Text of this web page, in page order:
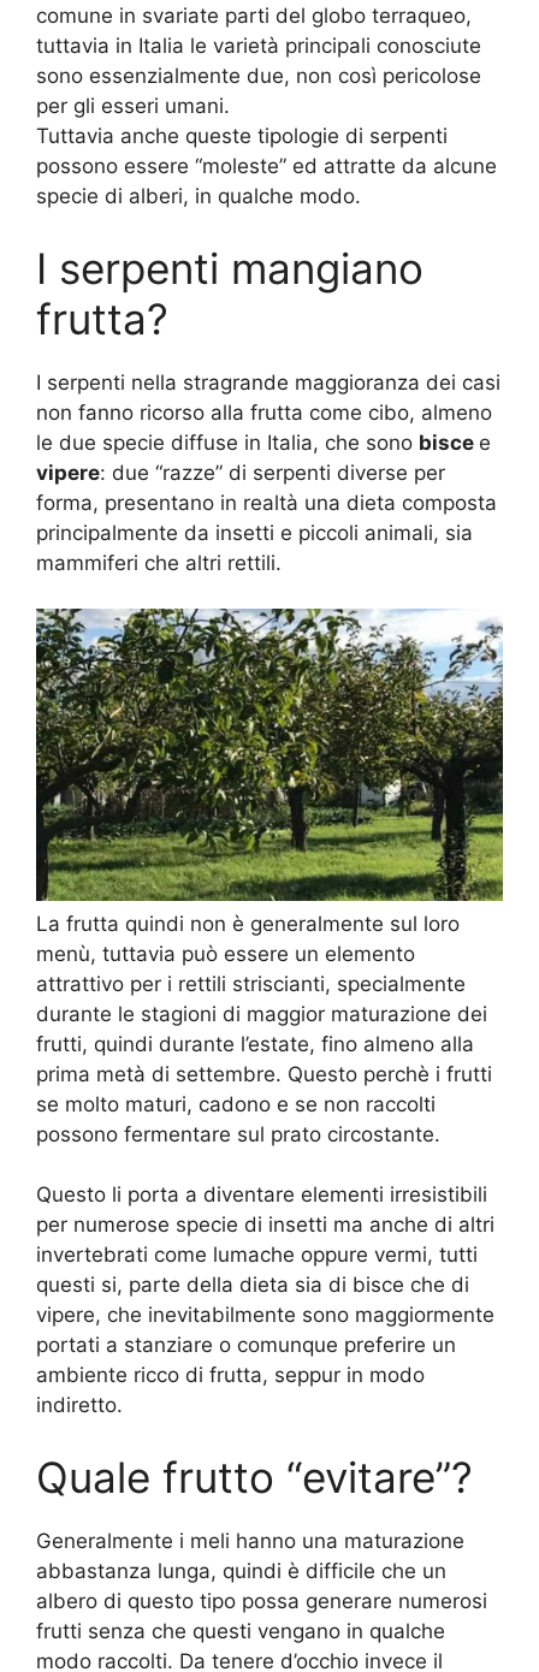
comune in svariate parti del globo terraqueo,
tuttavia in Italia le varietà principali conosciute
sono essenzialmente due, non così pericolose
per gli esseri umani.
Tuttavia anche queste tipologie di serpenti
possono essere “moleste” ed attratte da alcune
specie di alberi, in qualche modo.
I serpenti mangiano
frutta?
I serpenti nella stragrande maggioranza dei casi
non fanno ricorso alla frutta come cibo, almeno
le due specie diffuse in Italia, che sono bisce e
vipere: due “razze” di serpenti diverse per
forma, presentano in realtà una dieta composta
principalmente da insetti e piccoli animali, sia
mammiferi che altri rettili.
La frutta quindi non è generalmente sul loro
menù, tuttavia può essere un elemento
attrattivo per i rettili striscianti, specialmente
durante le stagioni di maggior maturazione dei
frutti, quindi durante l’estate, fino almeno alla
prima metà di settembre. Questo perchè i frutti
se molto maturi, cadono e se non raccolti
possono fermentare sul prato circostante.
Questo li porta a diventare elementi irresistibili
per numerose specie di insetti ma anche di altri
invertebrati come lumache oppure vermi, tutti
questi si, parte della dieta sia di bisce che di
vipere, che inevitabilmente sono maggiormente
portati a stanziare o comunque preferire un
ambiente ricco di frutta, seppur in modo
indiretto.
Quale frutto “evitare”?
Generalmente i meli hanno una maturazione
abbastanza lunga, quindi è difficile che un
albero di questo tipo possa generare numerosi
frutti senza che questi vengano in qualche
modo raccolti. Da tenere d’occhio invece il